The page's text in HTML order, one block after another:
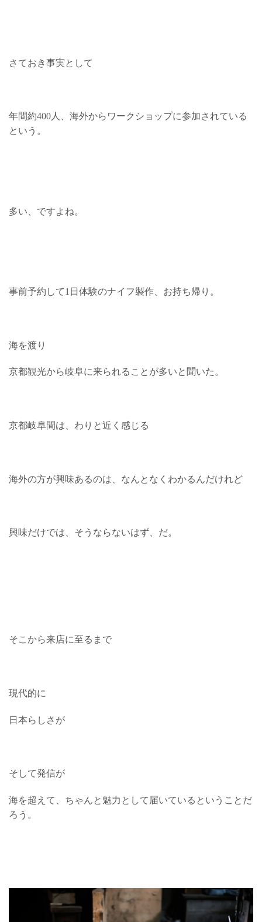
さておき事実として
年間約400人、海外からワークショップに参加されている
という。
多い、ですよね。
事前予約して1日体験のナイフ製作、お持ち帰り。
海を渡り
京都観光から岐阜に来られることが多いと聞いた。
京都岐阜間は、わりと近く感じる
海外の方が興味あるのは、なんとなくわかるんだけれど
興味だけでは、そうならないはず、だ。
そこから来店に至るまで
現代的に
日本らしさが
そして発信が
海を超えて、ちゃんと魅力として届いているということだ
ろう。